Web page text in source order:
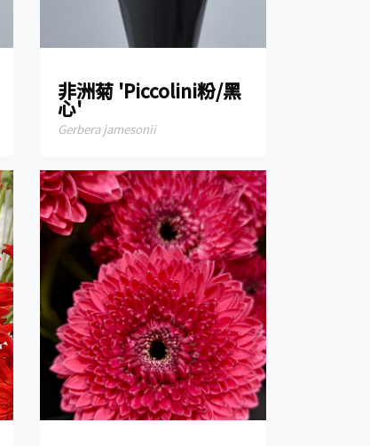
非洲菊 'Piccolini粉/黑
心'
Gerbera jamesonii